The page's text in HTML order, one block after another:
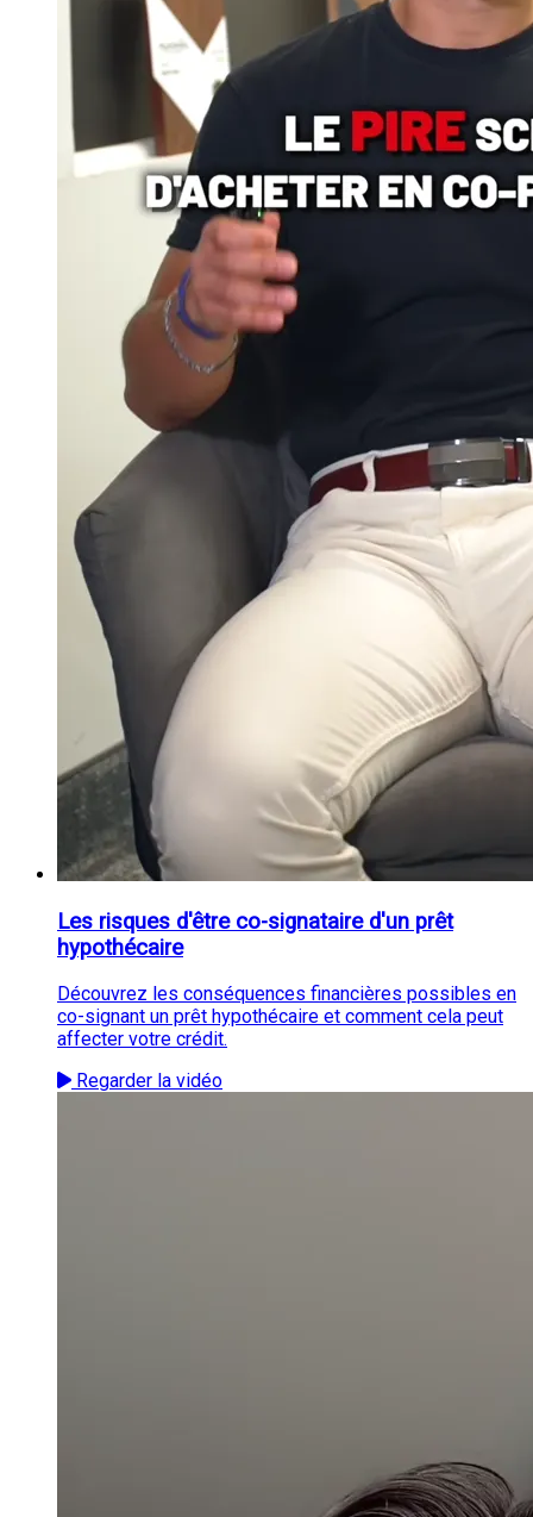
Les risques d'être co-signataire d'un prêt
hypothécaire
Découvrez les conséquences financières possibles en
co-signant un prêt hypothécaire et comment cela peut
affecter votre crédit.
Regarder la vidéo